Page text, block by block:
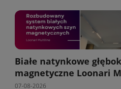
Białe natynkowe
magnetyczne Loonari
07-08-2026